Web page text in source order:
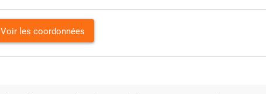
Voir les coordonnées